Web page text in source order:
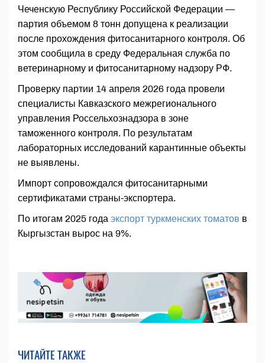
Чеченскую Республику Российской Федерации —
партия объемом 8 тонн допущена к реализации
после прохождения фитосанитарного контроля. Об
этом сообщила в среду Федеральная служба по
ветеринарному и фитосанитарному надзору РФ.
Проверку партии 14 апреля 2026 года провели
специалисты Кавказского межрегионального
управления Россельхознадзора в зоне
таможенного контроля. По результатам
лабораторных исследований карантинные объекты
не выявлены.
Импорт сопровождался фитосанитарными
сертификатами страны-экспортера.
По итогам 2025 года экспорт туркменских томатов в
Кыргызстан вырос на 9%.
ЧИТАЙТЕ ТАКЖЕ